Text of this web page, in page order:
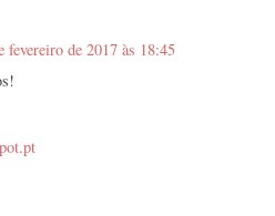
fevereiro de 2017 às 18:45